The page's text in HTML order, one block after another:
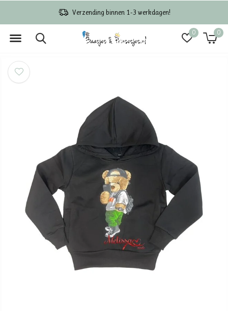
0 0
Verzending binnen 1-3 werkdagen!